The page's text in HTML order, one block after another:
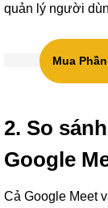
quản lý người
Mua
2. So
Google
Cả Google Meet